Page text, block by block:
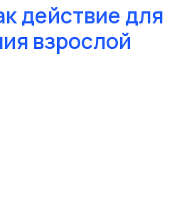
действие для
взрослой